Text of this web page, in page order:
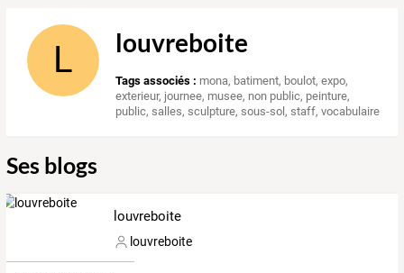
L louvreboite
Tags associés : mona, batiment, boulot,expo,
exterieur, journee, musee, non public, peinture,
public,salles,sculpture,sous-sol,staff,vocabulaire
Ses blogs
louvreboite
louvreboite